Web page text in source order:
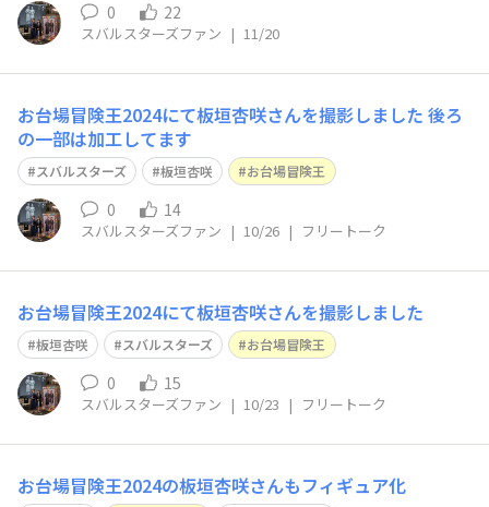
0 22
スバルスターズファン | 11/20
お台場冒険王2024にて板垣杏咲さんを撮影しました 後ろ
の一部は加工してます
スバルスターズ 板垣杏咲 お台場冒険王
0 14
スバルスターズファン | 10/26 | フリートーク
お台場冒険王2024にて板垣杏咲さんを撮影しました
板垣杏咲 スバルスターズ お台場冒険王
0 15
スバルスターズファン | 10/23 | フリートーク
お台場冒険王2024の板垣杏咲さんもフィギュア化